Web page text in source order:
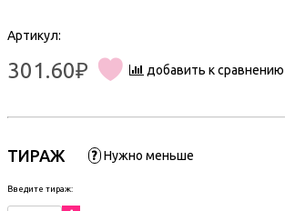
Артикул:
301.60₽ добавить к сравнению
ТИРАЖ ? Нужно меньше
Введите тираж: